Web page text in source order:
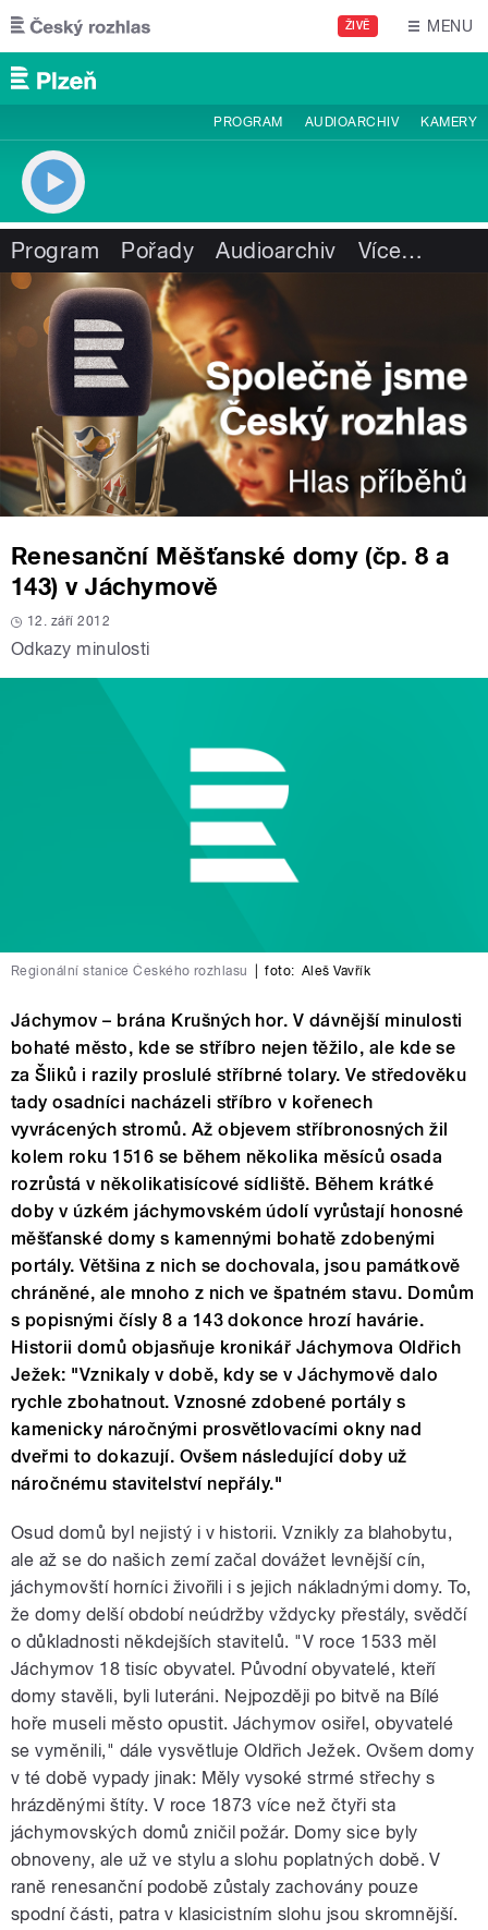
Přejít k hlavnímu obsahu
ŽIVĚ MENU
PROGRAM AUDIOARCHIV KAMERY
Program Pořady Audioarchiv Více…
Renesanční Měšťanské domy (čp. 8 a
143) v Jáchymově
12. září 2012
Odkazy minulosti
Regionální stanice Českého rozhlasu foto: Aleš Vavřík
Jáchymov – brána Krušných hor. V dávnější minulosti
bohaté město, kde se stříbro nejen těžilo, ale kde se
za Šliků i razily proslulé stříbrné tolary. Ve středověku
tady osadníci nacházeli stříbro v kořenech
vyvrácených stromů. Až objevem stříbronosných žil
kolem roku 1516 se během několika měsíců osada
rozrůstá v několikatisícové sídliště. Během krátké
doby v úzkém jáchymovském údolí vyrůstají honosné
měšťanské domy s kamennými bohatě zdobenými
portály. Většina z nich se dochovala, jsou památkově
chráněné, ale mnoho z nich ve špatném stavu. Domům
s popisnými čísly 8 a 143 dokonce hrozí havárie.
Historii domů objasňuje kronikář Jáchymova Oldřich
Ježek: "Vznikaly v době, kdy se v Jáchymově dalo
rychle zbohatnout. Vznosné zdobené portály s
kamenicky náročnými prosvětlovacími okny nad
dveřmi to dokazují. Ovšem následující doby už
náročnému stavitelství nepřály."
Osud domů byl nejistý i v historii. Vznikly za blahobytu,
ale až se do našich zemí začal dovážet levnější cín,
jáchymovští horníci živořili i s jejich nákladnými domy. To,
že domy delší období neúdržby vždycky přestály, svědčí
o důkladnosti někdejších stavitelů. "V roce 1533 měl
Jáchymov 18 tisíc obyvatel. Původní obyvatelé, kteří
domy stavěli, byli luteráni. Nejpozději po bitvě na Bílé
hoře museli město opustit. Jáchymov osiřel, obyvatelé
se vyměnili," dále vysvětluje Oldřich Ježek. Ovšem domy
v té době vypady jinak: Měly vysoké strmé střechy s
hrázděnými štíty. V roce 1873 více než čtyři sta
jáchymovských domů zničil požár. Domy sice byly
obnoveny, ale už ve stylu a slohu poplatných době. V
raně renesanční podobě zůstaly zachovány pouze
spodní části, patra v klasicistním slohu jsou skromnější.